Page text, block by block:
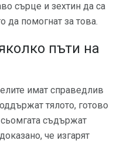
сърце и зехтин да са
да помогнат за това.
пъти на
имат справедлив
тялото, готово
съдържат
че изгарят